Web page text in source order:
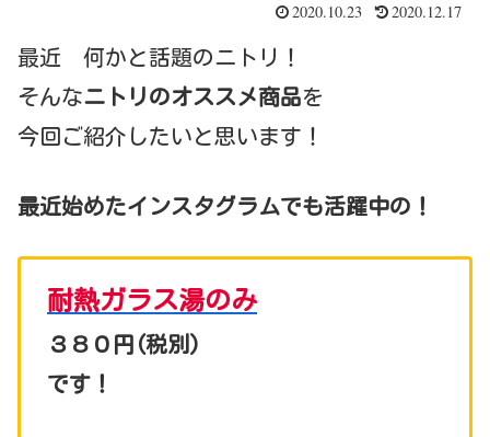
2020.10.23 2020.12.17
最近 何かと話題のニトリ！
そんなニトリのオススメ商品を
今回ご紹介したいと思います！
最近始めたインスタグラムでも活躍中の！
耐熱ガラス湯のみ
３８０円(税別)
です！